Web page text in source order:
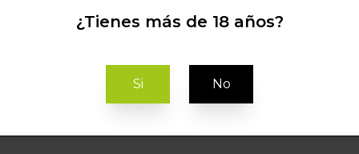
cumulo
¿Tienes más de 18 años?
Si No